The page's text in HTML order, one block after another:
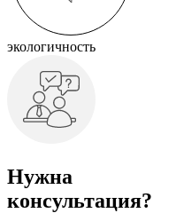
экологичность
Нужна
консультация?